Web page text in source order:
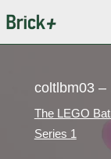
au
coltlbm03 –
The LEGO
Series 1